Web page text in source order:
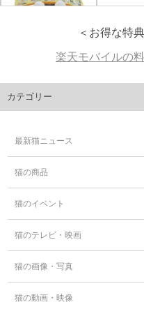
＜お得な特
楽天モバイルの
カテゴリー
最新猫ニュース
猫の商品
猫のイベント
猫のテレビ・映画
猫の画像・写真
猫の動画・映像